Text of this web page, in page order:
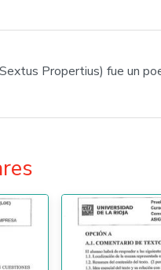
Propertius) fue un